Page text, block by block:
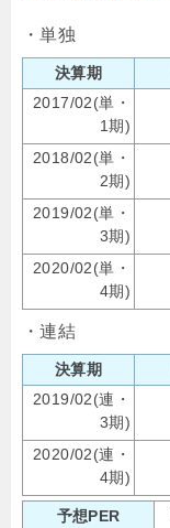
・単独
決算期
2017/02(単・
1期)
2018/02(単・
2期)
2019/02(単・
3期)
2020/02(単・
4期)
・連結
決算期
2019/02(連・
3期)
2020/02(連・
4期)
予想PER